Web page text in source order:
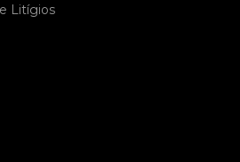
Litígios